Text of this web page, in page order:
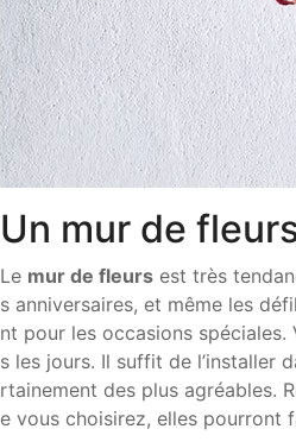
Un mur de
Le mur de fleurs est très
s anniversaires, et même les
nt pour les occasions
s les jours. Il suffit de l’installer
rtainement des plus agréables.
e vous choisirez, elles pourront